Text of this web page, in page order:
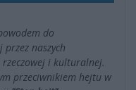
do
naszych
rzeczowej i kulturalnej.
przeciwnikiem hejtu w